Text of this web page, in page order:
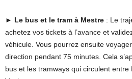
► Le bus et le tram à Mestre : Le
achetez vos tickets à l’avance et
véhicule. Vous pourrez ensuite
direction pendant 75 minutes. Cela
bus et les tramways qui circulent